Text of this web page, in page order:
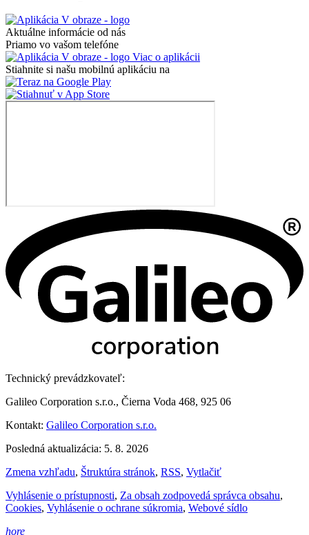
Aktuálne informácie od nás
Priamo vo vašom telefóne
Viac o aplikácii
Stiahnite si našu mobilnú aplikáciu na
Technický prevádzkovateľ:
Galileo Corporation s.r.o., Čierna Voda 468, 925 06
Kontakt: Galileo Corporation s.r.o.
Posledná aktualizácia: 5. 8. 2026
Zmena vzhľadu, Štruktúra stránok, RSS, Vytlačiť
Vyhlásenie o prístupnosti, Za obsah zodpovedá správca obsahu,
Cookies, Vyhlásenie o ochrane súkromia, Webové sídlo
hore